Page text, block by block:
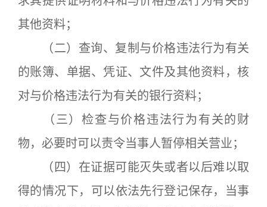
其他资料；
（二）查询、复制与价格违法行为有关
的账簿、单据、凭证、文件及其他资料，核
对与价格违法行为有关的银行资料；
（三）检查与价格违法行为有关的财
物，必要时可以责令当事人暂停相关营业；
（四）在证据可能灭失或者以后难以取
得的情况下，可以依法先行登记保存，当事